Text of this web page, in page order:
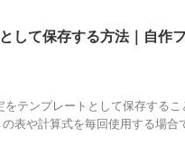
して保存する方法｜自作
テンプレートとして保存する
表や計算式を毎回使用する場合